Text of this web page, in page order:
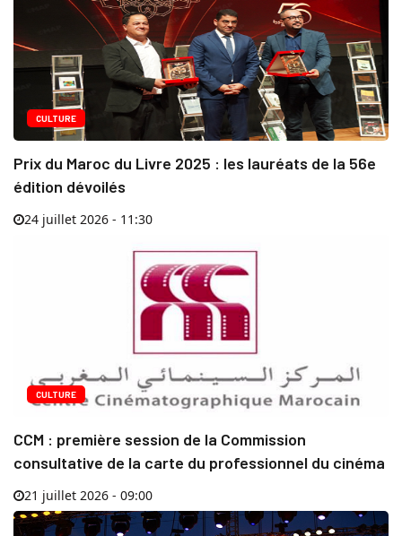
CULTURE
Prix du Maroc du Livre 2025 : les lauréats de la 56e
édition dévoilés
24 juillet 2026 - 11:30
CULTURE
CCM : première session de la Commission
consultative de la carte du professionnel du cinéma
21 juillet 2026 - 09:00